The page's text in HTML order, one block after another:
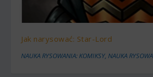
Jak narysować: Star-Lord
NAUKA RYSOWANIA: KOMIKSY,NAUKA